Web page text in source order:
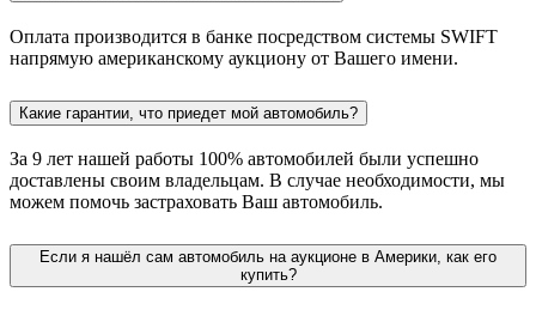
Оплата производится в банке посредством системы SWIFT
напрямую американскому аукциону от Вашего имени.
Какие гарантии, что приедет мой автомобиль?
За 9 лет нашей работы 100% автомобилей были успешно
доставлены своим владельцам. В случае необходимости, мы
можем помочь застраховать Ваш автомобиль.
Если я нашёл сам автомобиль на аукционе в Америки, как его
купить?